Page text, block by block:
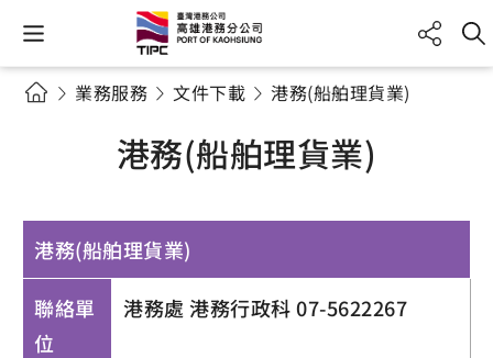
業務服務 文件下載 港務(船舶理貨業)
港務(船舶理貨業)
港務(船舶理貨業)
聯絡單
位
港務處 港務行政科 07-5622267